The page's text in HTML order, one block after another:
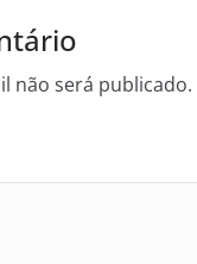
não será publicado.